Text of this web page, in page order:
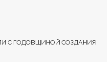
С ГОДОВЩИНОЙ СОЗДАНИЯ